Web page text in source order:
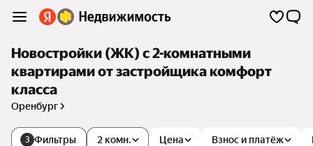
Новостройки (ЖК) с 2-комнатными
квартирами от застройщика комфорт
класса
Оренбург
3 Фильтры Цена Взнос и платёж
2 комн.